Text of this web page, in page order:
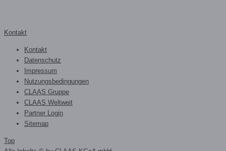
Kontakt
Kontakt
Datenschutz
Impressum
Nutzungsbedingungen
CLAAS Gruppe
CLAAS Weltweit
Partner Login
Sitemap
Top